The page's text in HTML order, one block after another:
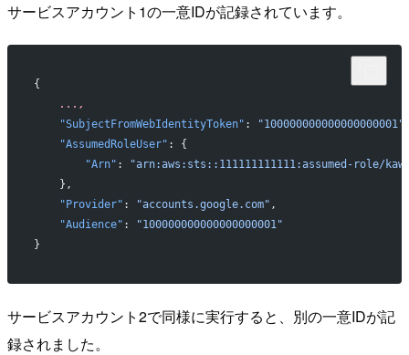
サービスアカウント1の一意IDが記録されています。
{
    ...,
    "SubjectFromWebIdentityToken"
: "100000000000000000001"
    "AssumedRoleUser"
: {
        "Arn"
:
"arn:aws:sts::111111111111:assumed-role/
    },
    "Provider"
: "accounts.google.com" ,
    "Audience"
:
"100000000000000000001"
}
サービスアカウント2で同様に実行すると、別の一意IDが記
録されました。